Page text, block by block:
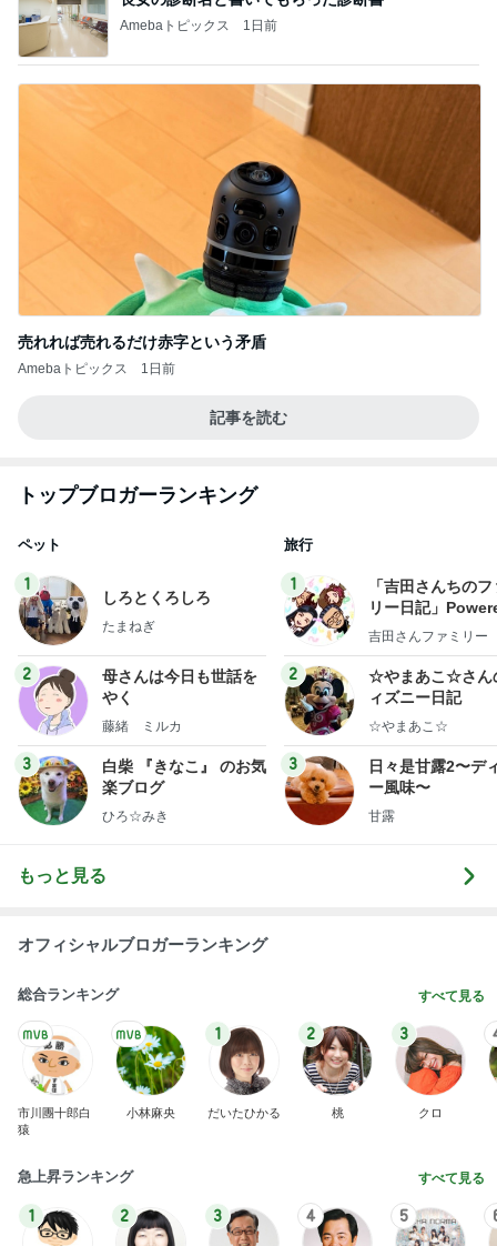
Amebaトピックス 1日前
売れれば売れるだけ赤字という矛盾
Amebaトピックス 1日前
記事を読む
トップブロガーランキング
ペット
1
しろとくろしろ
たまねぎ
2
母さんは今日も世話を
やく
藤緒 ミルカ
3
白柴 『きなこ』 のお気
楽ブログ
ひろ☆みき
旅行
1
「吉田さんちの
リー日記」
y Ameba 吉田さ
ログ
吉田さんファミリー
2
☆やまあこ☆さん
ィズニー日記
☆やまあこ☆
3
日々是甘露2〜デ
ー風味〜
甘露
もっと見る
オフィシャルブロガーランキング
総合ランキング すべて見る
市川團十郎白
猿
小林麻央
1
だいたひかる
2
桃
3
クロ
急上昇ランキング すべて見る
1 2 3 4 5